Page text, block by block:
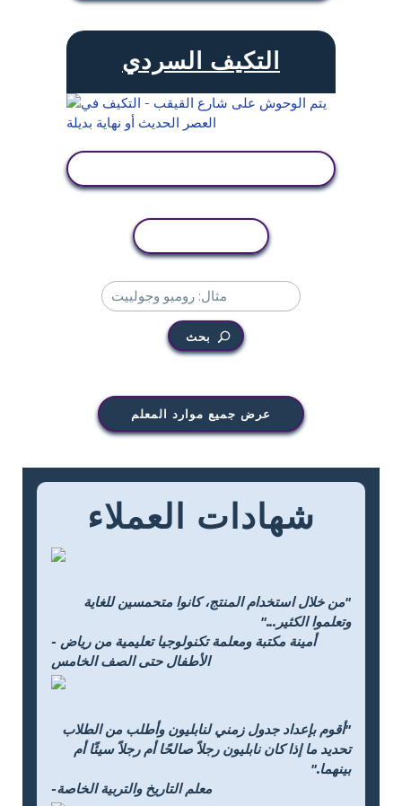
التكيف السردي
بحث
عرض جميع موارد المعلم
شهادات العملاء
"من خلال استخدام المنتج، كانوا متحمسين للغاية
وتعلموا الكثير..."
- أمينة مكتبة ومعلمة تكنولوجيا تعليمية من رياض
الأطفال حتى الصف الخامس
"أقوم بإعداد جدول زمني لنابليون وأطلب من الطلاب
تحديد ما إذا كان نابليون رجلاً صالحًا أم رجلاً سيئًا أم
بينهما."
-معلم التاريخ والتربية الخاصة